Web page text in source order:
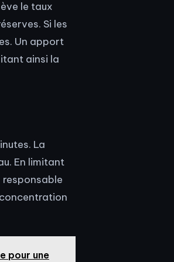
le taux
Si les
Un apport
ainsi la
La
En limitant
responsable
pour une